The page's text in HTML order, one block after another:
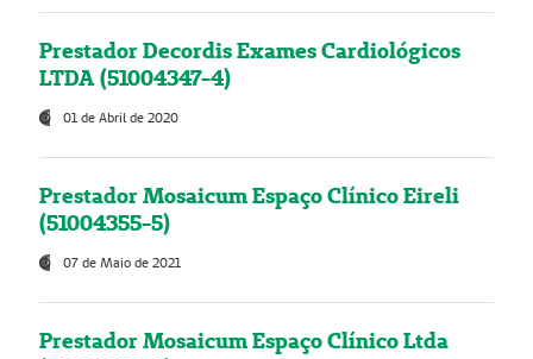
Prestador Decordis Exames Cardiológicos
LTDA (51004347-4)
01 de Abril de 2020
Prestador Mosaicum Espaço Clínico Eireli
(51004355-5)
07 de Maio de 2021
Prestador Mosaicum Espaço Clínico Ltda